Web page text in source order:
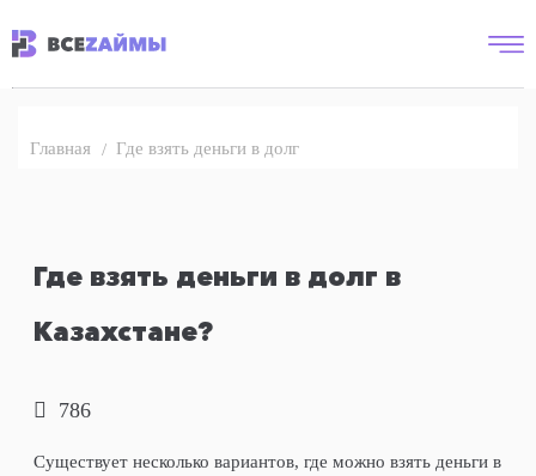
Главная Где взять деньги в долг
Где взять деньги в долг в
Казахстане?
786
Существует несколько вариантов, где можно взять деньги в